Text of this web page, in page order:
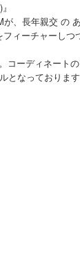
長年親交 の
ーチャーしつ
ーディネート
なっております